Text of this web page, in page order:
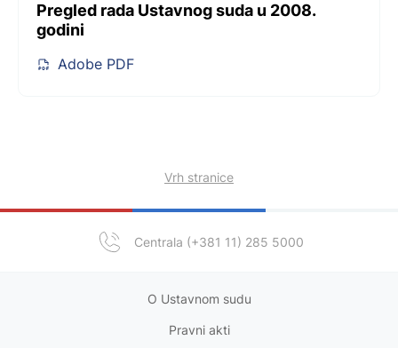
Pregled rada Ustavnog suda u 2008.
godini
Adobe PDF
Centrala (+381 11) 285 5000
Vrh stranice
O Ustavnom sudu
Pravni akti